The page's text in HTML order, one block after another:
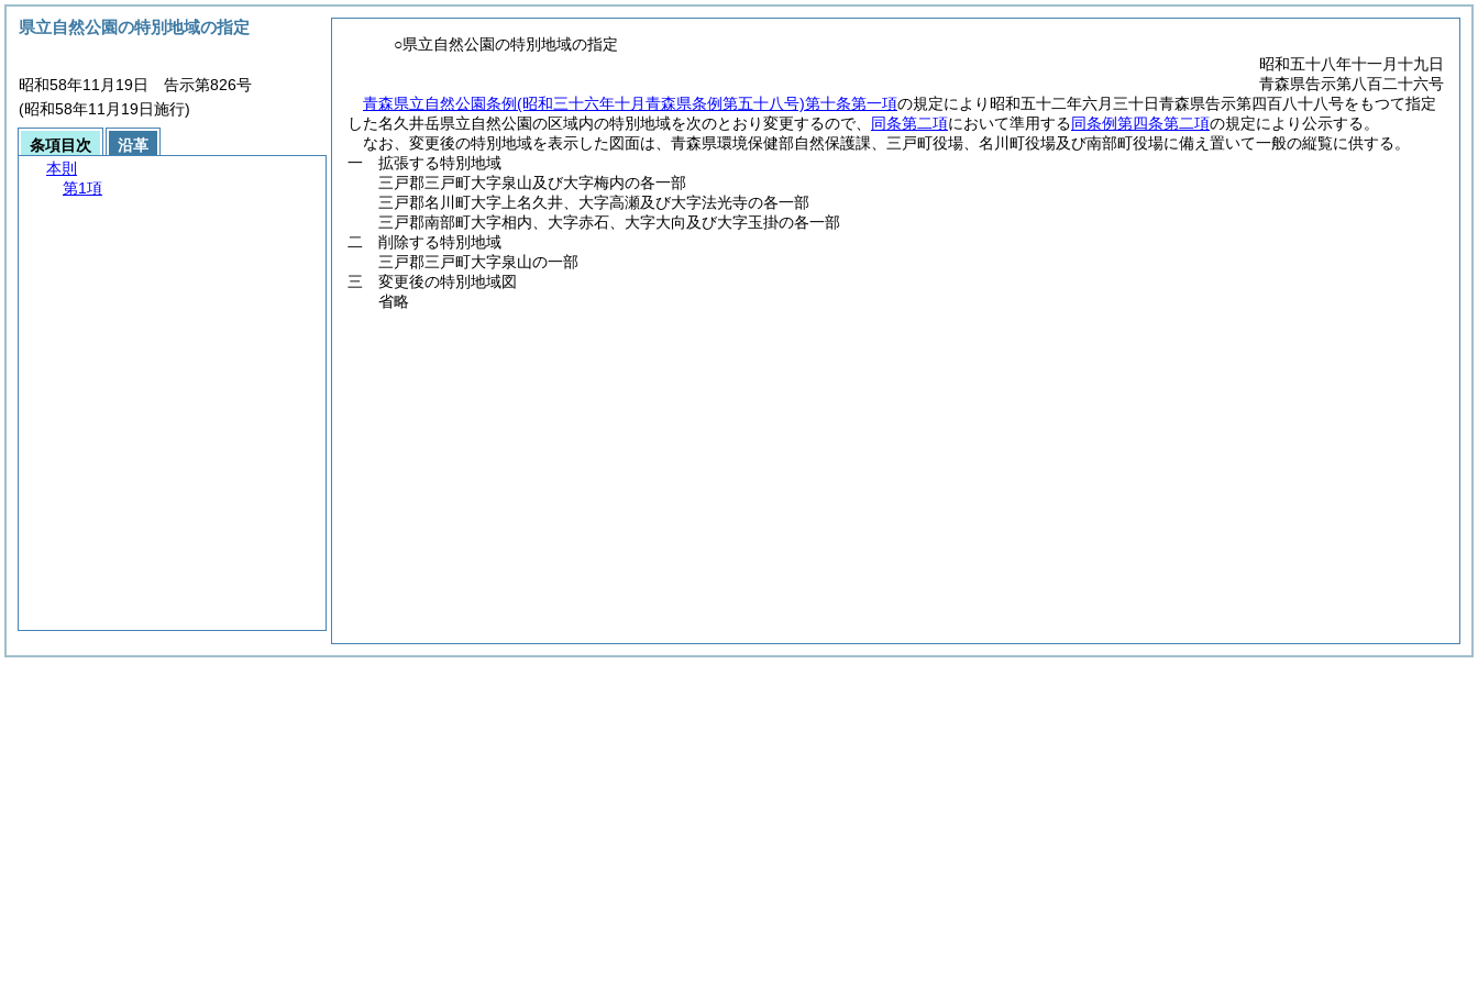
○県立自然公園の特別地域の指定
昭和五十八年十一月十九日
青森県告示第八百二十六号
青森県立自然公園条例(昭和三十六年十月青森県条例第五十八号)第十条第一項の規定により昭和五十二年六月三十日青森県告示第四百八十八号をもつて指定
した名久井岳県立自然公園の区域内の特別地域を次のとおり変更するので、 同条第二項において準用する同条例第四条第二項の規定により公示する。
なお、変更後の特別地域を表示した図面は、青森県環境保健部自然保護課、三戸町役場、名川町役場及び南部町役場に備え置いて一般の縦覧に供する。
一 拡張する特別地域
三戸郡三戸町大字泉山及び大字梅内の各一部
三戸郡名川町大字上名久井、大字高瀬及び大字法光寺の各一部
三戸郡南部町大字相内、大字赤石、大字大向及び大字玉掛の各一部
二 削除する特別地域
三戸郡三戸町大字泉山の一部
三 変更後の特別地域図
省略
県立自然公園の特別地域の指定
昭和58年11月19日 告示第826号
(昭和58年11月19日施行)
条項目次
沿革
本則
第1項